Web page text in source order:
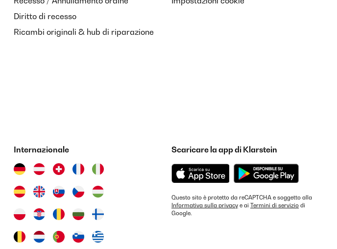
Diritto di recesso
Ricambi originali & hub di riparazione
Internazionale Scaricare la app di Klarstein
Questo sito è protetto da reCAPTCHA e soggetto alla
Informativa sulla privacy e ai Termini di servizio di
Google.